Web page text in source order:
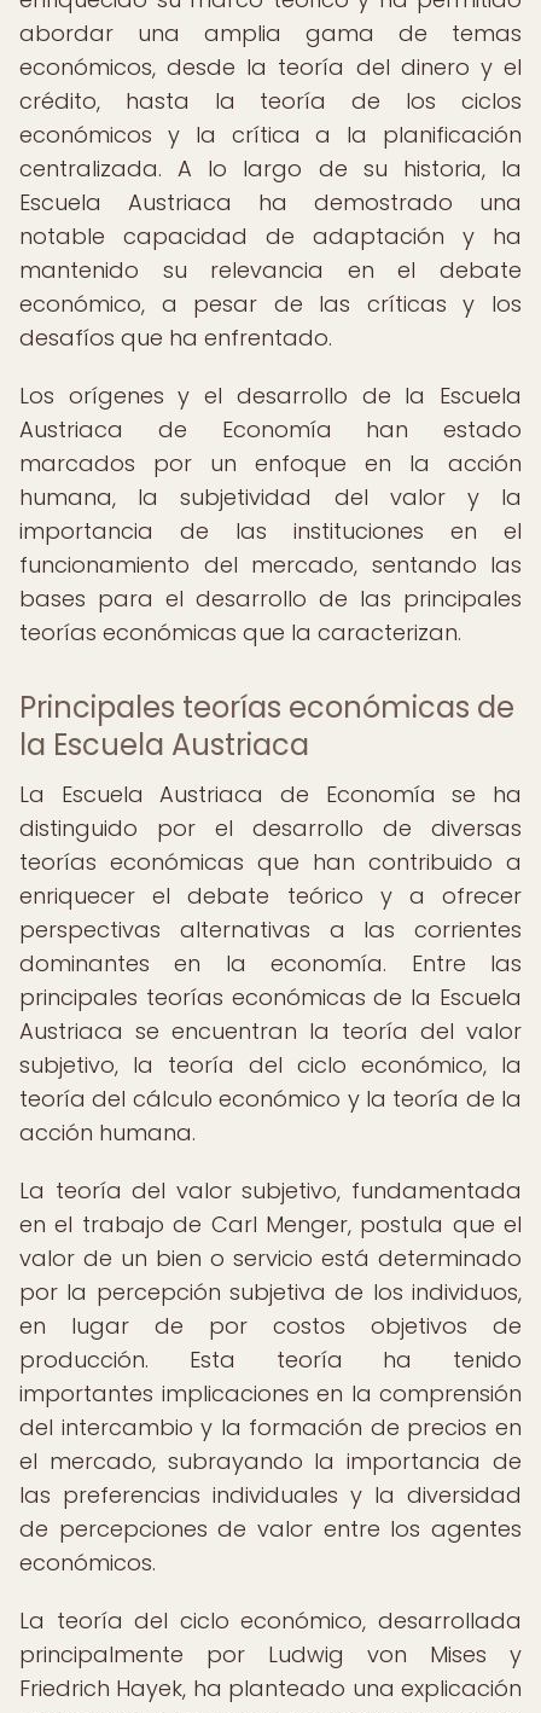
abordar una amplia gama de temas
económicos, desde la teoría del dinero y el
crédito, hasta la teoría de los ciclos
económicos y la crítica a la planificación
centralizada. A lo largo de su historia, la
Escuela Austriaca ha demostrado una
notable capacidad de adaptación y ha
mantenido su relevancia en el debate
económico, a pesar de las críticas y los
desafíos que ha enfrentado.
Los orígenes y el desarrollo de la Escuela
Austriaca de Economía han estado
marcados por un enfoque en la acción
humana, la subjetividad del valor y la
importancia de las instituciones en el
funcionamiento del mercado, sentando las
bases para el desarrollo de las principales
teorías económicas que la caracterizan.
Principales teorías económicas de
la Escuela Austriaca
La Escuela Austriaca de Economía se ha
distinguido por el desarrollo de diversas
teorías económicas que han contribuido a
enriquecer el debate teórico y a ofrecer
perspectivas alternativas a las corrientes
dominantes en la economía. Entre las
principales teorías económicas de la Escuela
Austriaca se encuentran la teoría del valor
subjetivo, la teoría del ciclo económico, la
teoría del cálculo económico y la teoría de la
acción humana.
La teoría del valor subjetivo, fundamentada
en el trabajo de Carl Menger, postula que el
valor de un bien o servicio está determinado
por la percepción subjetiva de los individuos,
en lugar de por costos objetivos de
producción. Esta teoría ha tenido
importantes implicaciones en la comprensión
del intercambio y la formación de precios en
el mercado, subrayando la importancia de
las preferencias individuales y la diversidad
de percepciones de valor entre los agentes
económicos.
La teoría del ciclo económico, desarrollada
principalmente por Ludwig von Mises y
Friedrich Hayek, ha planteado una explicación